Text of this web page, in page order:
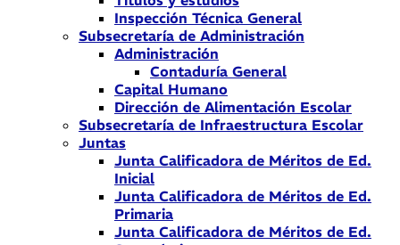
Inspección Técnica General
Subsecretaría de Administración
Administración
Contaduría General
Capital Humano
Dirección de Alimentación Escolar
Subsecretaría de Infraestructura Escolar
Juntas
Junta Calificadora de Méritos de Ed.
Inicial
Junta Calificadora de Méritos de Ed.
Primaria
Junta Calificadora de Méritos de Ed.